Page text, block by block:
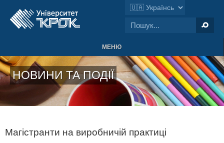
МЕНЮ
НОВИНИ ТА ПОДІЇ
Магістранти на виробничій практиці